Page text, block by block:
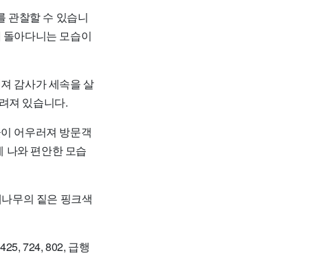
관찰할 수 있습니
아다니는 모습이
감사가 세속을 살
져 있습니다.
어우러져 방문객
나와 편안한 모습
무의 짙은 핑크색
724, 802, 급행